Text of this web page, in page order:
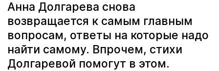
Анна Долгарева снова
возвращается к самым главным
вопросам, ответы на которые надо
найти самому. Впрочем, стихи
Долгаревой помогут в этом.